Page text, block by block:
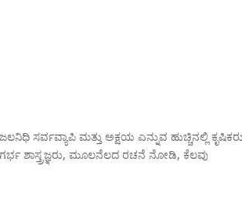
ಸರ್ವವ್ಯಾಪಿ ಮತ್ತು ಅಕ್ಷಯ ಎನ್ನುವ ಹುಚ್ಚಿನಲ್ಲಿ
ಶಾಸ್ತ್ರಜ್ಞರು, ಮೂಲನೆಲದ ರಚನೆ ನೋಡಿ, ಕೆಲವು